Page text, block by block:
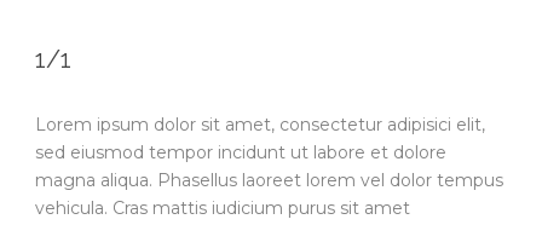
1/1
Lorem ipsum dolor sit amet, consectetur adipisici elit,
sed eiusmod tempor incidunt ut labore et dolore
magna aliqua. Phasellus laoreet lorem vel dolor tempus
vehicula. Cras mattis iudicium purus sit amet